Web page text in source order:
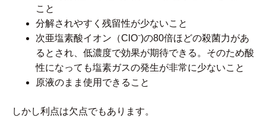
こと
分解されやすく残留性が少ないこと
次亜塩素酸イオン（ClO⁻)の80倍ほどの殺菌力があ
るとされ、低濃度で効果が期待できる。そのため酸
性になっても塩素ガスの発生が非常に少ないこと
原液のまま使用できること
しかし利点は欠点でもあります。